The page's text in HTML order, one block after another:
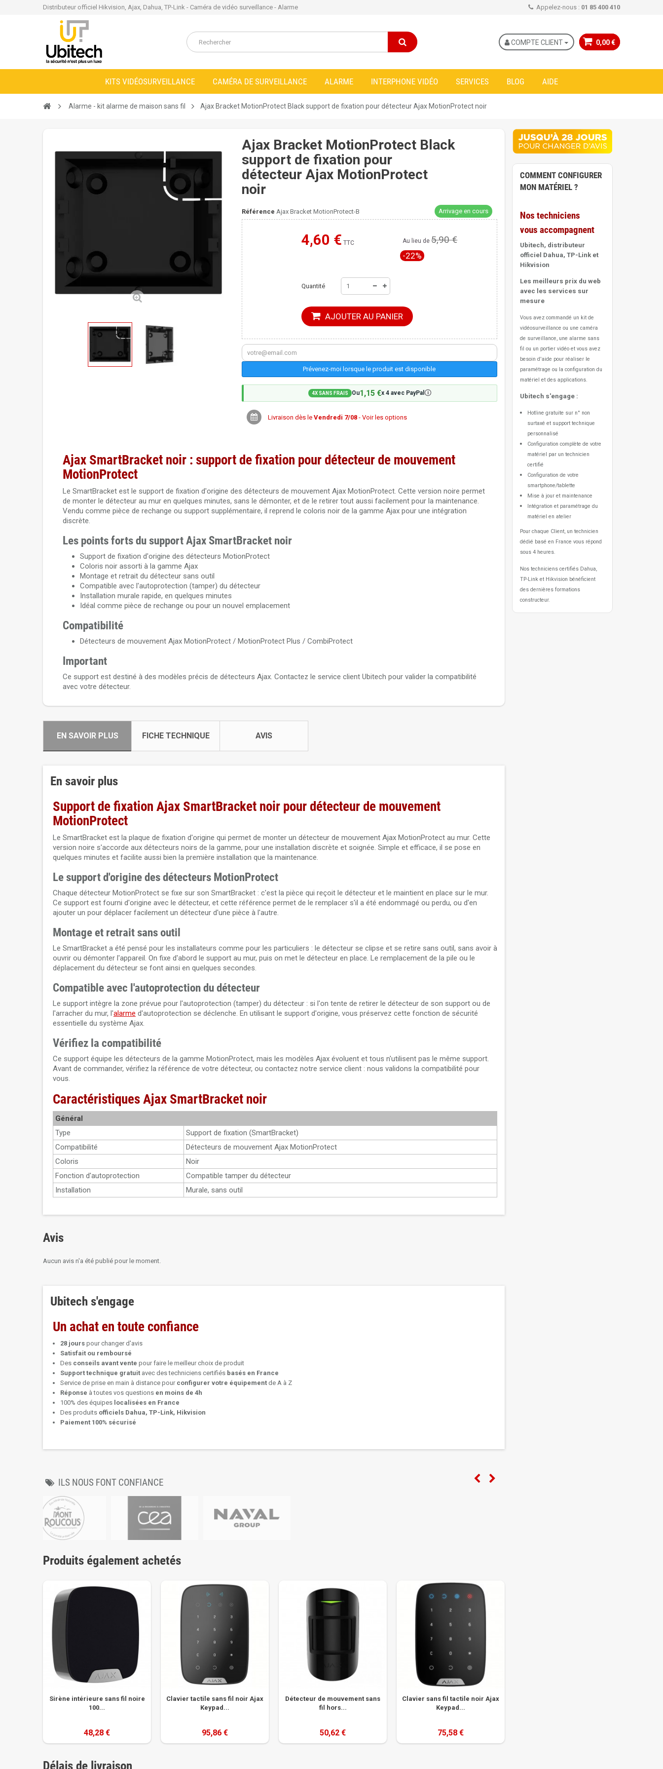
Distributeur officiel Hikvision, Ajax, Dahua, TP-Link - Caméra de vidéo surveillance - Alarme Appelez-nous : 01 85 400 410
0,00 €
COMPTE CLIENT
KITS VIDÉOSURVEILLANCE CAMÉRA DE SURVEILLANCE ALARME INTERPHONE VIDÉO SERVICES BLOG AIDE
Alarme - kit alarme de maison sans fil Ajax Bracket MotionProtect Black support de fixation pour détecteur Ajax MotionProtect noir
Ajax Bracket MotionProtect Black
support de fixation pour
détecteur Ajax MotionProtect
noir
Référence Ajax Bracket MotionProtect-B Arrivage en cours
4,60 € TTC
Moins cher ailleurs ? Au lieu de5,90 €
-22%
Quantité
AJOUTER AU PANIER
Prévenez-moi lorsque le produit est disponible
4X SANS FRAIS Ou1,15 €x 4 avec PayPal🛈
Livraison dès le Vendredi 7/08- Voir les options
Ajax SmartBracket noir : support de fixation pour détecteur de mouvement
MotionProtect
Le SmartBracket est le support de fixation d'origine des détecteurs de mouvement Ajax MotionProtect. Cette version noire permet
de monter le détecteur au mur en quelques minutes, sans le démonter, et de le retirer tout aussi facilement pour la maintenance.
Vendu comme pièce de rechange ou support supplémentaire, il reprend le coloris noir de la gamme Ajax pour une intégration
discrète.
Les points forts du support Ajax SmartBracket noir
Support de fixation d'origine des détecteurs MotionProtect
Coloris noir assorti à la gamme Ajax
Montage et retrait du détecteur sans outil
Compatible avec l'autoprotection (tamper) du détecteur
Installation murale rapide, en quelques minutes
Idéal comme pièce de rechange ou pour un nouvel emplacement
Compatibilité
Détecteurs de mouvement Ajax MotionProtect / MotionProtect Plus / CombiProtect
Important
Ce support est destiné à des modèles précis de détecteurs Ajax. Contactez le service client Ubitech pour valider la compatibilité
avec votre détecteur.
EN SAVOIR PLUS FICHE TECHNIQUE AVIS
En savoir plus
Support de fixation Ajax SmartBracket noir pour détecteur de mouvement
MotionProtect
Le SmartBracket est la plaque de fixation d'origine qui permet de monter un détecteur de mouvement Ajax MotionProtect au mur. Cette
version noire s'accorde aux détecteurs noirs de la gamme, pour une installation discrète et soignée. Simple et efficace, il se pose en
quelques minutes et facilite aussi bien la première installation que la maintenance.
Le support d'origine des détecteurs MotionProtect
Chaque détecteur MotionProtect se fixe sur son SmartBracket : c'est la pièce qui reçoit le détecteur et le maintient en place sur le mur.
Ce support est fourni d'origine avec le détecteur, et cette référence permet de le remplacer s'il a été endommagé ou perdu, ou d'en
ajouter un pour déplacer facilement un détecteur d'une pièce à l'autre.
Montage et retrait sans outil
Le SmartBracket a été pensé pour les installateurs comme pour les particuliers : le détecteur se clipse et se retire sans outil, sans avoir à
ouvrir ou démonter l'appareil. On fixe d'abord le support au mur, puis on met le détecteur en place. Le remplacement de la pile ou le
déplacement du détecteur se font ainsi en quelques secondes.
Compatible avec l'autoprotection du détecteur
Le support intègre la zone prévue pour l'autoprotection (tamper) du détecteur : si l'on tente de retirer le détecteur de son support ou de
l'arracher du mur, l'alarme d'autoprotection se déclenche. En utilisant le support d'origine, vous préservez cette fonction de sécurité
essentielle du système Ajax.
Vérifiez la compatibilité
Ce support équipe les détecteurs de la gamme MotionProtect, mais les modèles Ajax évoluent et tous n'utilisent pas le même support.
Avant de commander, vérifiez la référence de votre détecteur, ou contactez notre service client : nous validons la compatibilité pour
vous.
Caractéristiques Ajax SmartBracket noir
Général
Type
Support de fixation (SmartBracket)
Compatibilité
Détecteurs de mouvement Ajax MotionProtect
Coloris
Noir
Fonction d'autoprotection
Compatible tamper du détecteur
Installation
Murale, sans outil
Avis
Aucun avis n'a été publié pour le moment.
Ubitech s'engage
Un achat en toute confiance
28 jours pour changer d'avis
Satisfait ou remboursé
Des conseils avant vente pour faire le meilleur choix de produit
Support technique gratuit avec des techniciens certifiés basés en France
Service de prise en main à distance pour configurer votre équipement de A à Z
Réponse à toutes vos questions en moins de 4h
100% des équipes localisées en France
Des produits officiels Dahua, TP-Link, Hikvision
Paiement 100% sécurisé
ILS NOUS FONT CONFIANCE
Produits également achetés
Sirène intérieure sans fil noire
100...
48,28 €
Clavier tactile sans fil noir Ajax
Keypad...
95,86 €
Détecteur de mouvement sans
fil hors...
50,62 €
Clavier sans fil tactile noir Ajax
Keypad...
75,58 €
Délais de livraison
COMMENT CONFIGURER
MON MATÉRIEL ?
Nos techniciens
vous accompagnent
Ubitech, distributeur
officiel Dahua, TP-Link et
Hikvision
Les meilleurs prix du web
avec les services sur
mesure
Vous avez commandé un kit de
vidéosurveillance ou une caméra
de surveillance, une alarme sans
fil ou un portier vidéo et vous avez
besoin d'aide pour réaliser le
paramétrage ou la configuration du
matériel et des applications.
Ubitech s'engage :
Hotline gratuite sur n° non
surtaxé et support technique
personnalisé
Configuration complète de votre
matériel par un technicien
certifié
Configuration de votre
smartphone/tablette
Mise à jour et maintenance
Intégration et paramétrage du
matériel en atelier
Pour chaque Client, un technicien
dédié basé en France vous répond
sous 4 heures.
Nos techniciens certifiés Dahua,
TP-Link et Hikvision bénéficient
des dernières formations
constructeur.